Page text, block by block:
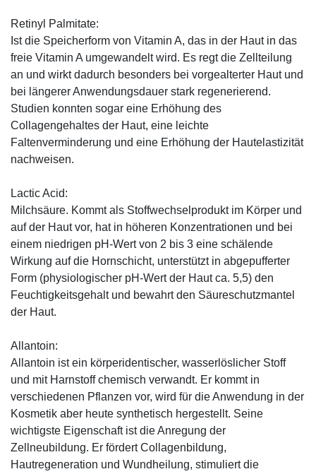
Retinyl Palmitate:
Ist die Speicherform von Vitamin A, das in der Haut in das
freie Vitamin A umgewandelt wird. Es regt die Zellteilung
an und wirkt dadurch besonders bei vorgealterter Haut und
bei längerer Anwendungsdauer stark regenerierend.
Studien konnten sogar eine Erhöhung des
Collagengehaltes der Haut, eine leichte
Faltenverminderung und eine Erhöhung der Hautelastizität
nachweisen.
Lactic Acid:
Milchsäure. Kommt als Stoffwechselprodukt im Körper und
auf der Haut vor, hat in höheren Konzentrationen und bei
einem niedrigen pH-Wert von 2 bis 3 eine schälende
Wirkung auf die Hornschicht, unterstützt in abgepufferter
Form (physiologischer pH-Wert der Haut ca. 5,5) den
Feuchtigkeitsgehalt und bewahrt den Säureschutzmantel
der Haut.
Allantoin:
Allantoin ist ein körperidentischer, wasserlöslicher Stoff
und mit Harnstoff chemisch verwandt. Er kommt in
verschiedenen Pflanzen vor, wird für die Anwendung in der
Kosmetik aber heute synthetisch hergestellt. Seine
wichtigste Eigenschaft ist die Anregung der
Zellneubildung. Er fördert Collagenbildung,
Hautregeneration und Wundheilung, stimuliert die